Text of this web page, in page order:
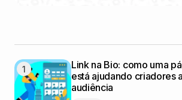
Link na Bio: como uma
está ajudando criadores
audiência